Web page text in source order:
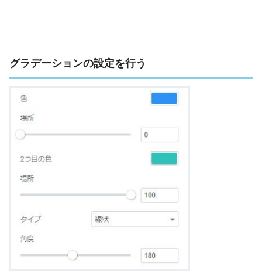
グラデーションの設定を行う